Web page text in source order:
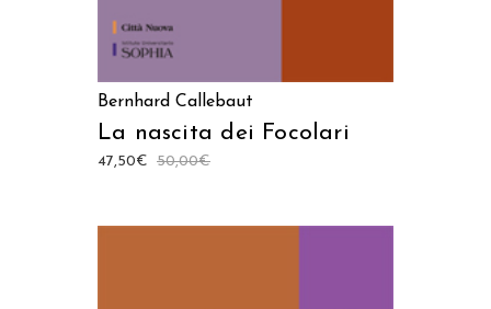
Bernhard Callebaut
La nascita dei Focolari
50,00€
47,50€